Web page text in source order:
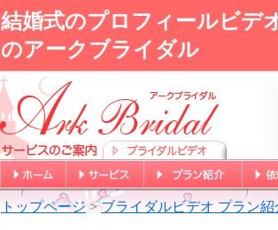
結婚式のプロフィールビデ
のアークブライダル
トップページ>ブライダルビデオ プラン紹